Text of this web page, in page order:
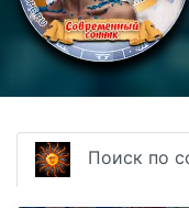
Поиск по